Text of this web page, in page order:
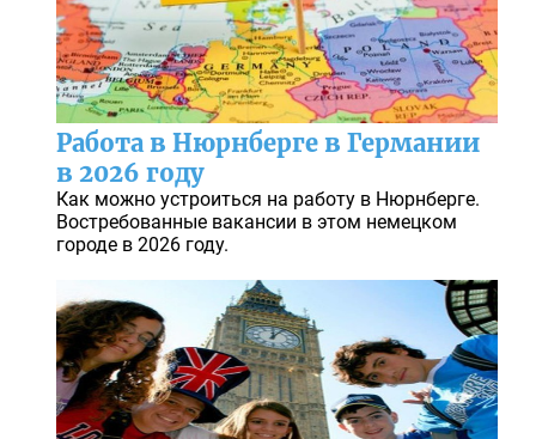
Работа в Нюрнберге в Германии
в 2026 году
Как можно устроиться на работу в Нюрнберге.
Востребованные вакансии в этом немецком
городе в 2026 году.